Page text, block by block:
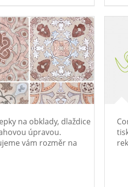
na obklady, dlaždice
úpravou.
vám rozměr na